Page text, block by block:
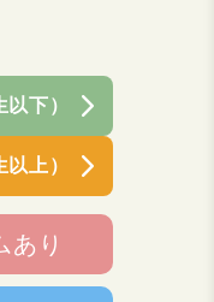
下）
上）
あり